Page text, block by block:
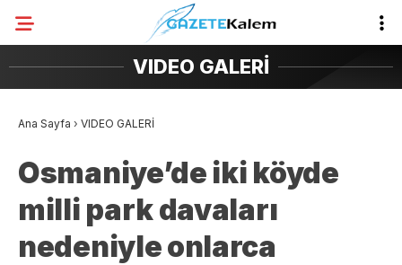
VIDEO GALERİ
Ana Sayfa › VIDEO GALERİ
Osmaniye’de iki köyde
milli park davaları
nedeniyle onlarca